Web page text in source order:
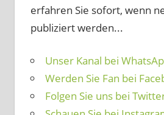
erfahren Sie sofort, wenn
publiziert werden...
Unser Kanal bei
Werden Sie Fan bei
Folgen Sie uns bei